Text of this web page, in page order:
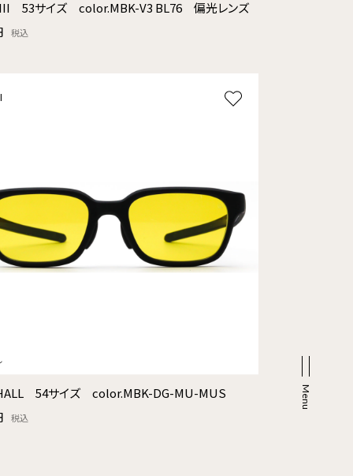
53サイズ color.MBK-V3 BL76 偏光レンズ
税込
54サイズ color.MBK-DG-MU-MUS
税込